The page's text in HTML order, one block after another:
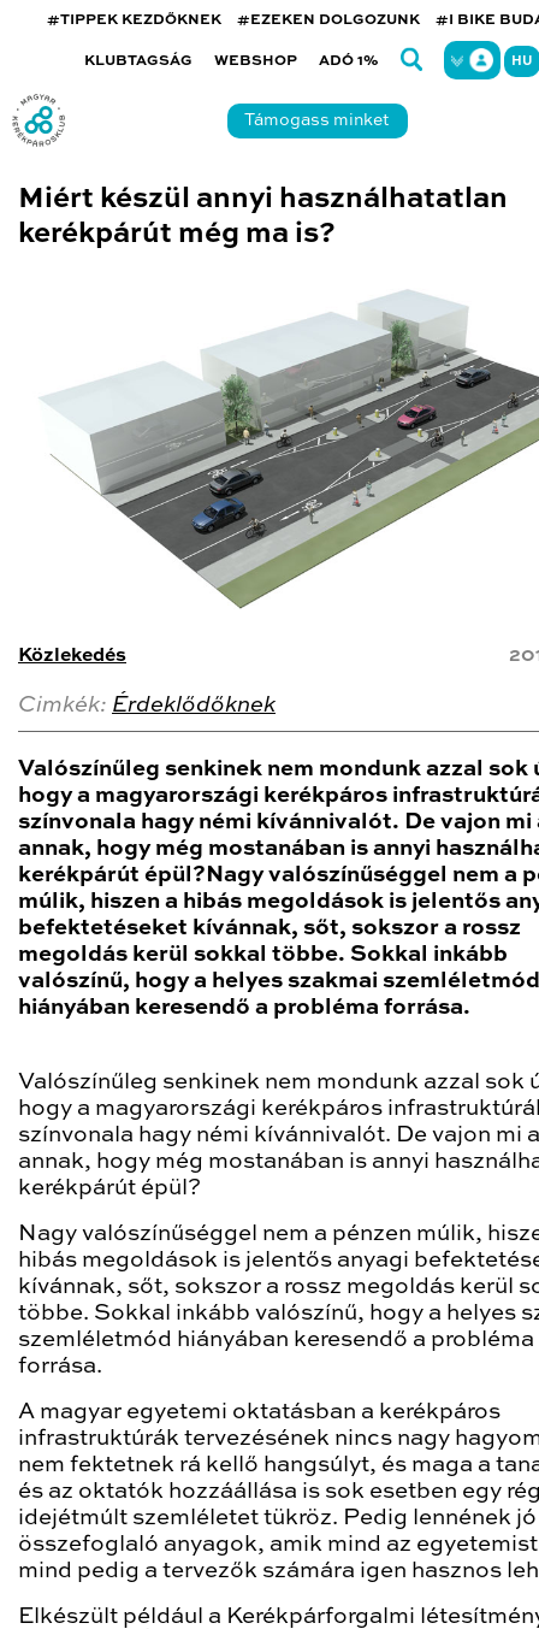
#TIPPEK KEZDŐKNEK #EZEKEN DOLGOZUNK #I BIKE
KLUBTAGSÁG WEBSHOP ADÓ 1% HU
Támogass minket
Miért készül annyi használhatatlan
kerékpárút még ma is?
Közlekedés
Cimkék: Érdeklődőknek
Valószínűleg senkinek nem mondunk azzal sok
hogy a magyarországi kerékpáros
színvonala hagy némi kívánnivalót. De vajon mi
annak, hogy még mostanában is annyi
kerékpárút épül?Nagy valószínűséggel nem a
múlik, hiszen a hibás megoldások is jelentős
befektetéseket kívánnak, sőt, sokszor a rossz
megoldás kerül sokkal többe. Sokkal inkább
valószínű, hogy a helyes szakmai szemléletmód
hiányában keresendő a probléma forrása.
Valószínűleg senkinek nem mondunk azzal sok
hogy a magyarországi kerékpáros
színvonala hagy némi kívánnivalót. De vajon mi
annak, hogy még mostanában is annyi
kerékpárút épül?
Nagy valószínűséggel nem a pénzen múlik,
hibás megoldások is jelentős anyagi
kívánnak, sőt, sokszor a rossz megoldás kerül
többe. Sokkal inkább valószínű, hogy a helyes
szemléletmód hiányában keresendő a probléma
forrása.
A magyar egyetemi oktatásban a kerékpáros
infrastruktúrák tervezésének nincs nagy
nem fektetnek rá kellő hangsúlyt, és maga a
és az oktatók hozzáállása is sok esetben egy
idejétmúlt szemléletet tükröz. Pedig lennének jó
összefoglaló anyagok, amik mind az
mind pedig a tervezők számára igen hasznos
Elkészült például a Kerékpárforgalmi